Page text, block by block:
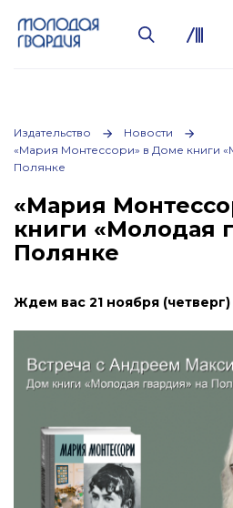
Издательство
Новости
«Мария Монтессори» в Доме книги
Полянке
«Мария
книги «Молодая
Полянке
Ждем вас 21 ноября (четверг)